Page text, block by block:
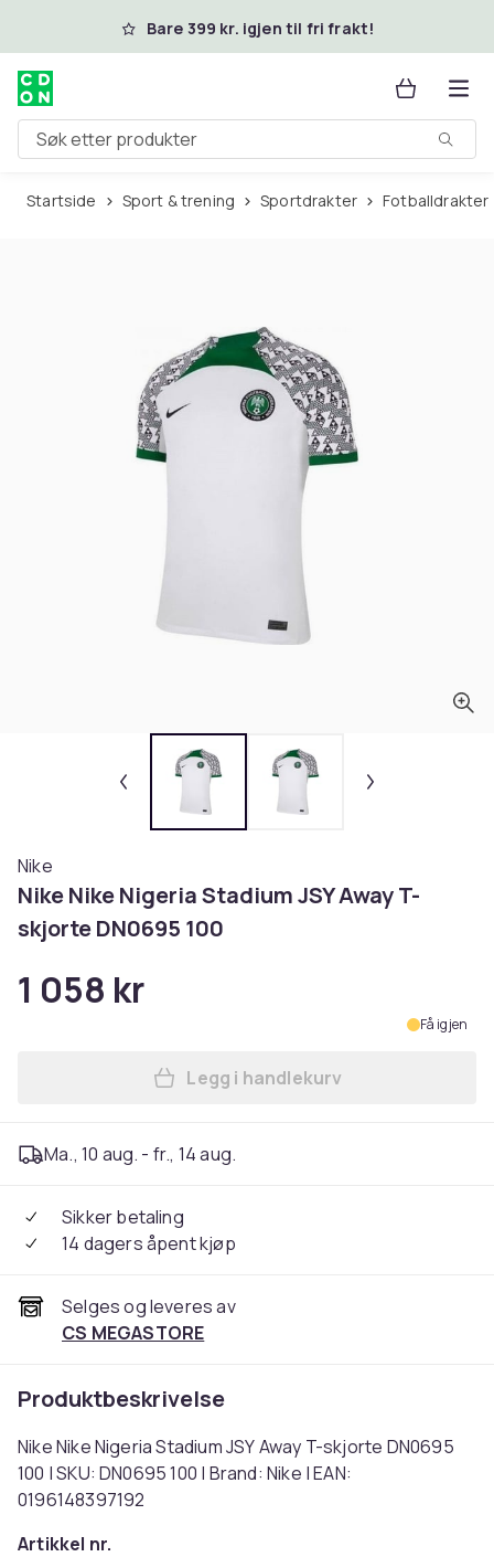
Hopp til hovedinnholdBare 399 kr. igjen til fri frakt!
Søk etter produkter
Startside Sport & trening Sportdrakter Fotballdrakter
Nike
Nike Nike Nigeria Stadium JSY Away T-
skjorte DN0695 100
1 058 kr
Få igjen
Legg Nike Nike Nigeria
Legg i handlekurv
Ma., 10 aug. - fr., 14 aug.
Sikker betaling
14 dagers åpent kjøp
Selges og leveres av
CS MEGASTORE
Produktbeskrivelse
Nike Nike Nigeria Stadium JSY Away T-skjorte DN0695
100 | SKU: DN0695 100 | Brand: Nike | EAN:
0196148397192
Artikkel nr.